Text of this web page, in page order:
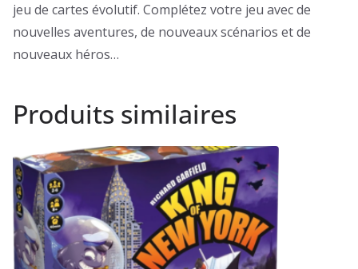
jeu de cartes évolutif. Complétez votre jeu avec de
nouvelles aventures, de nouveaux scénarios et de
nouveaux héros…
Produits similaires